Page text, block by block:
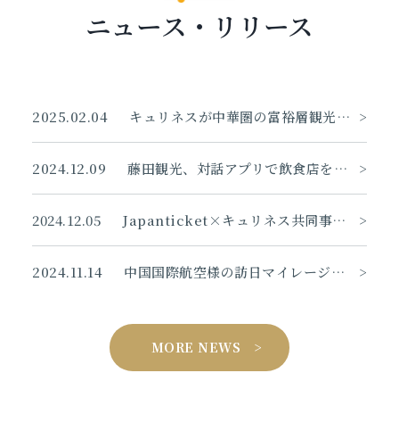
ニュース・リリース
2025.02.04 キュリネスが中華圏の富裕層観光客をターゲットとしたエンゲージメントCRM「IVIP」サービスの提供を開始 >
2024.12.09 藤田観光、対話アプリで飲食店を予約 中華圏観光客向け >
2024.12.05 Japanticket×キュリネス共同事業開始！中華圏観光客がレストランをセルフ予約できる無料サービス「環日食」を開始。予約から決済までサポートで、接客業務効率化に貢献 >
2024.11.14 中国国際航空様の訪日マイレージ会員を対象に「フェニックス・グローバル・イーステーション」サービスローンチ～銀座エリアを中心とした商業施設・レストランと来日する中国富裕層向け体験型サポートサービス展開～ >
MORE NEWS >